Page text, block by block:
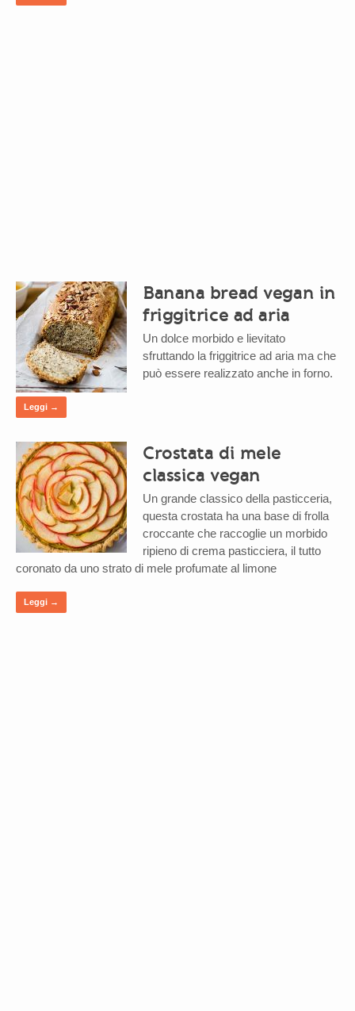
Banana bread vegan in
friggitrice ad aria
Un dolce morbido e lievitato
sfruttando la friggitrice ad aria ma che
può essere realizzato anche in forno.
Leggi →
Crostata di mele
classica vegan
Un grande classico della pasticceria,
questa crostata ha una base di frolla
croccante che raccoglie un morbido
ripieno di crema pasticciera, il tutto
coronato da uno strato di mele profumate al limone
Leggi →